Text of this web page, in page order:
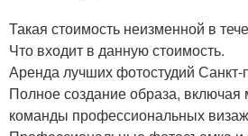
Такая стоимость неизменной в
Что входит в данную стоимость.
Аренда лучших фотостудий Санкт-
Полное создание образа, включая
команды профессиональных